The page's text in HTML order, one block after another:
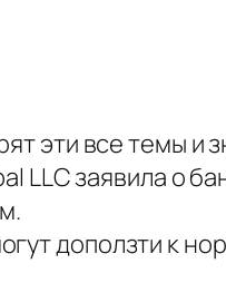
эти все темы и
LLC заявила о
доползти к